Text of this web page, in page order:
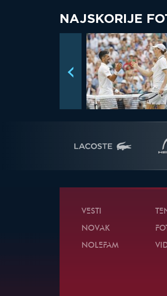
NAJSKORIJE
VESTI
NOVAK
NOLEFAM